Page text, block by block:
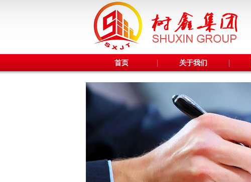
首页 关于我们